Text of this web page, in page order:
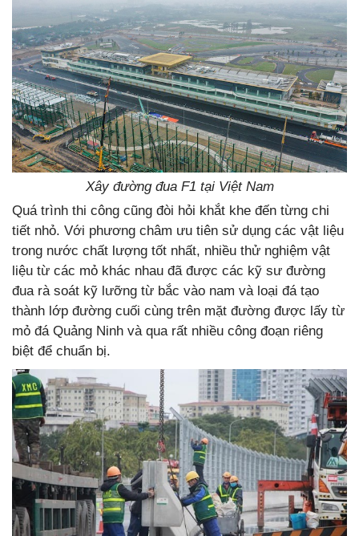
Xây đường đua F1 tại Việt Nam
Quá trình thi công cũng đòi hỏi khắt khe đến từng chi
tiết nhỏ. Với phương châm ưu tiên sử dụng các vật liệu
trong nước chất lượng tốt nhất, nhiều thử nghiệm vật
liệu từ các mỏ khác nhau đã được các kỹ sư đường
đua rà soát kỹ lưỡng từ bắc vào nam và loại đá tạo
thành lớp đường cuối cùng trên mặt đường được lấy từ
mỏ đá Quảng Ninh và qua rất nhiều công đoạn riêng
biệt để chuẩn bị.